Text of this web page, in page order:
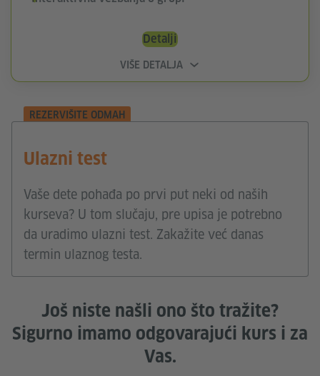
Detalji
VIŠE DETALJA
REZERVIŠITE ODMAH
Ulazni test
Vaše dete pohađa po prvi put neki od naših
kurseva? U tom slučaju, pre upisa je potrebno
da uradimo ulazni test. Zakažite već danas
termin ulaznog testa.
Još niste našli ono što tražite?
Sigurno imamo odgovarajući kurs i za
Vas.